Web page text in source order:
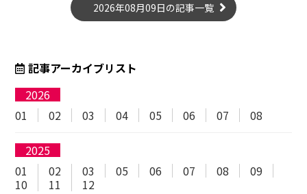
2026年08月09日の記事一覧
記事アーカイブリスト
2026
01
02 03 04 05 06 07 08
2025
01
02 03 05 06 07 08
09
10
11 12